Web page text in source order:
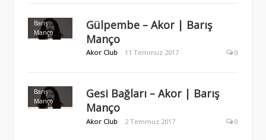
Barış
Manço
Gülpembe – Akor | Barış
Manço
Akor Club 11 Temmuz 2017 0
Barış
Manço
Gesi Bağları – Akor | Barış
Manço
Akor Club 2 Temmuz 2017 0